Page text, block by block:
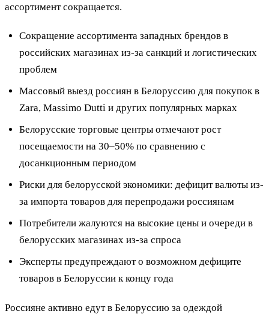
ассортимент сокращается.
Сокращение ассортимента западных брендов в
российских магазинах из-за санкций и логистических
проблем
Массовый выезд россиян в Белоруссию для покупок в
Zara, Massimo Dutti и других популярных марках
Белорусские торговые центры отмечают рост
посещаемости на 30–50% по сравнению с
досанкционным периодом
Риски для белорусской экономики: дефицит валюты из-
за импорта товаров для перепродажи россиянам
Потребители жалуются на высокие цены и очереди в
белорусских магазинах из-за спроса
Эксперты предупреждают о возможном дефиците
товаров в Белоруссии к концу года
Россияне активно едут в Белоруссию за одеждой